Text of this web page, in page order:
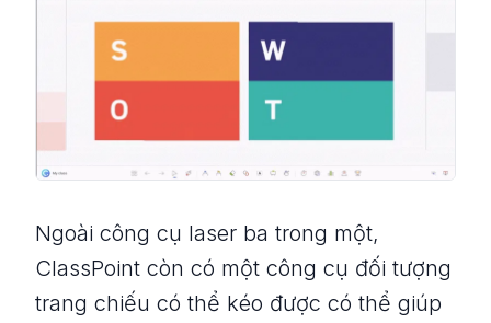
Ngoài công cụ laser ba trong một,
ClassPoint còn có một công cụ đối tượng
trang chiếu có thể kéo được có thể giúp